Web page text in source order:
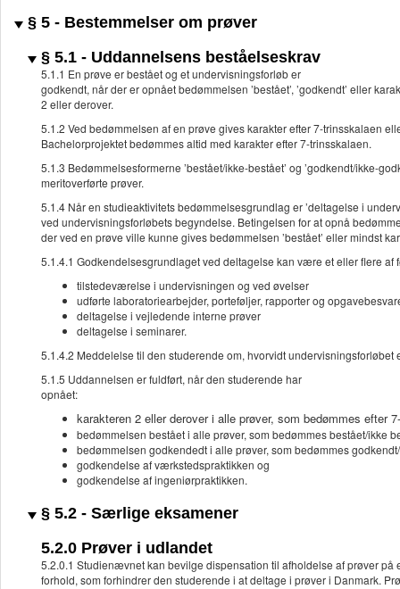
§ 5 - Bestemmelser om prøver
§ 5.1 - Uddannelsens beståelseskrav
5.1.1 En prøve er bestået og et undervisningsforløb er
godkendt, når der er opnået bedømmelsen ’bestået’, ’godkendt’ eller
2 eller derover.
5.1.2 Ved bedømmelsen af en prøve gives karakter efter 7-trinsskalaen
Bachelorprojektet bedømmes altid med karakter efter 7-trinsskalaen.
5.1.3 Bedømmelsesformerne ’bestået/ikke-bestået’ og ’godkendt/ikke-
meritoverførte prøver.
5.1.4 Når en studieaktivitets bedømmelsesgrundlag er ’deltagelse i
ved undervisningsforløbets begyndelse. Betingelsen for at opnå
der ved en prøve ville kunne gives bedømmelsen ’bestået’ eller mindst
5.1.4.1 Godkendelsesgrundlaget ved deltagelse kan være et eller flere af
tilstedeværelse i undervisningen og ved øvelser
udførte laboratoriearbejder, porteføljer, rapporter og
deltagelse i vejledende interne prøver
deltagelse i seminarer.
5.1.4.2 Meddelelse til den studerende om, hvorvidt
5.1.5 Uddannelsen er fuldført, når den studerende har
opnået:
karakteren 2 eller derover i alle prøver, som bedømmes efter
bedømmelsen bestået i alle prøver, som bedømmes bestået/ikke
bedømmelsen godkendedt i alle prøver, som bedømmes
godkendelse af værkstedspraktikken og
godkendelse af ingeniørpraktikken.
§ 5.2 - Særlige eksamener
5.2.0 Prøver i udlandet
5.2.0.1 Studienævnet kan bevilge dispensation til afholdelse af prøver
forhold, som forhindrer den studerende i at deltage i prøver i Danmark.